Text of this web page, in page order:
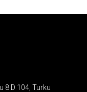
8 D 104, Turku